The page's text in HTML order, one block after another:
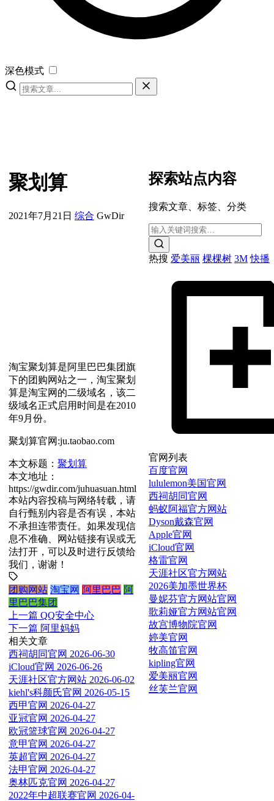
深色模式
聚划算
2021年7月21日 综合 GwDir
淘宝聚划算是阿里巴巴集团旗
下的团购网站之一，淘宝聚划
算是淘宝网的二级域名，该二
级域名正式启用时间是在2010
年9月份。
聚划算官网:ju.taobao.com
本文标题： 聚划算
本文地址：
https://gwdir.com/juhuasuan.html
本站内容投稿与网络转载，请
自行甄别内容是否有误，本站
不承担连带责任。如果发现信
息不准确、网站链接有误或无
法打开，可以及时进行反馈给
我们，谢谢！
团购网站 淘宝网 阿里巴巴 阿
里巴巴集团
上一篇 QQ安全中心
下一篇 阿里妈妈
相关文章
西祠胡同官网 2026-06-30
iCloud官网 2026-06-26
天涯社区官方网站 2026-06-02
kiehl's科颜氏官网 2026-05-15
西甲官网 2026-04-27
亚冠官网 2026-04-27
欧冠篮球官网 2026-04-27
意甲官网 2026-04-27
英超官网 2026-04-27
法甲官网 2026-04-27
奥林匹克官网 2026-04-27
2022年中超联赛官网 2026-04-
探索站点内容
搜索文章、标签、分类
热搜 爱美丽 棵棵树 3M 快播
官网列表
百度官网
lululemon美国官网
西祠胡同官网
蚂蚁阿福官方网站
Dyson戴森官网
Apple官网
iCloud官网
格雷官网
天涯社区官方网站
2026美加墨世界杯
曼妮芬官方网站官网
歌莉娅官方网站官网
故宫博物院官网
婷美官网
牧高笛官网
kipling官网
爱美丽官网
丝芙兰官网